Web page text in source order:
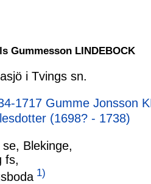
Gummesson LINDEBOCK
i Tvings sn.
1717 Gumme Jonsson
(1698? - 1738)
se, Blekinge,
fs,
1)